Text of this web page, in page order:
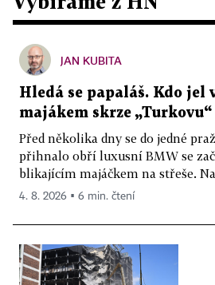
JAN KUBITA
Hledá se papaláš. Kdo jel
majákem skrze
Před několika dny se do jedné
přihnalo obří luxusní BMW se
blikajícím majáčkem na střeše.
4. 8. 2026 ▪ 6 min. čtení